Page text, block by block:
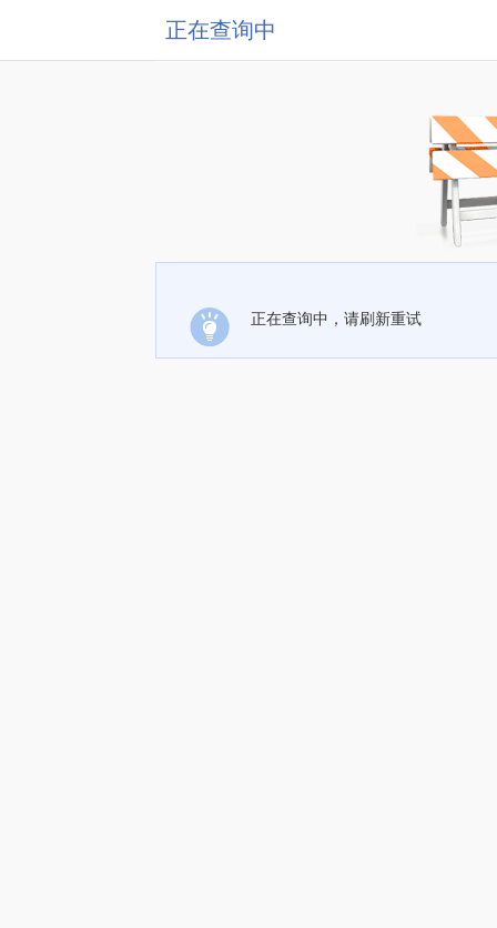
正在查询中
正在查询中，请刷新重试